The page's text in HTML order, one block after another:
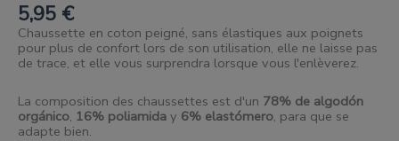
5,95 €
Chaussette en coton peigné, sans élastiques aux poignets
pour plus de confort lors de son utilisation, elle ne laisse pas
de trace, et elle vous surprendra lorsque vous l'enlèverez.
La composition des chaussettes est d'un 78% de algodón
orgánico, 16% poliamida y 6% elastómero, para que se
adapte bien.